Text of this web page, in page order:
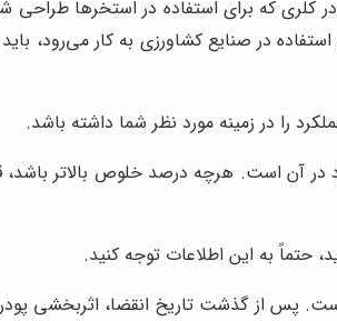
کلری که برای استفاده در استخرها
در صنایع کشاورزی به کار می‌رود،
را در زمینه مورد نظر شما داشته باشد.
آن است. هرچه درصد خلوص بالاتر باشد،
حتماً به این اطلاعات توجه کنید.
است. پس از گذشت تاریخ انقضا، اثربخشی